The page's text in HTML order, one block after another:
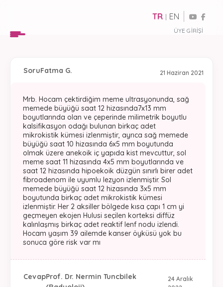
ÜYE GIRIŞI
TR | EN
21 Haziran 2021
SoruFatma G.
Mrb. Hocam çektirdiğim meme ultrasyonunda, sağ
memede büyüğü saat 12 hizasında7x13 mm
boyutlarında olan ve çeperinde milimetrik boyutlu
kalsifikasyon odağı bulunan birkaç adet
mikrokistik kümesi izlenmiştir, ayrıca sağ memede
büyüğü saat 10 hizasında 6x5 mm boyutunda
olmak üzere anekoik iç yapıda kist mevcuttur, sol
meme saat 11 hizasında 4x5 mm boyutlarında ve
saat 12 hizasında hipoekoik düzgün sınırlı birer adet
fibroadenom ile uyumlu lezyon izlenmiştir. Sol
memede büyüğü saat 12 hizasında 3x5 mm
boyutunda birkaç adet mikrokistik kümesi
izlenmiştir. Her 2 aksiller bölgede kısa çapı 1 cm yi
geçmeyen ekojen Hulusi seçilen korteksi diffüz
kalınlaşmış birkaç adet reaktif lenf nodu izlendi.
Hocam yaşım 39 ailemde kanser öyküsü yok bu
sonuca göre risk var mı
24 Aralık
CevapProf. Dr. Nermin Tuncbilek